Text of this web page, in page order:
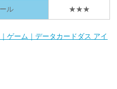
ル ★★★
ゲーム｜データカードダス アイ